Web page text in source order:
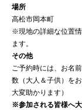
場所
高松市岡本町
※現地の詳細な位置
ます。
その他
ご予約時には、お名
数（大人＆子供）を
大変助かります）
※参加される皆様へ大